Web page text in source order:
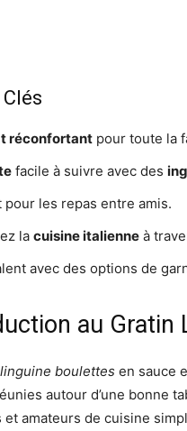
réconfortant pour toute la
facile à suivre avec des
pour les repas entre amis.
la cuisine italienne à
avec des options de
au Gratin
boulettes en sauce
autour d’une bonne
et amateurs de cuisine